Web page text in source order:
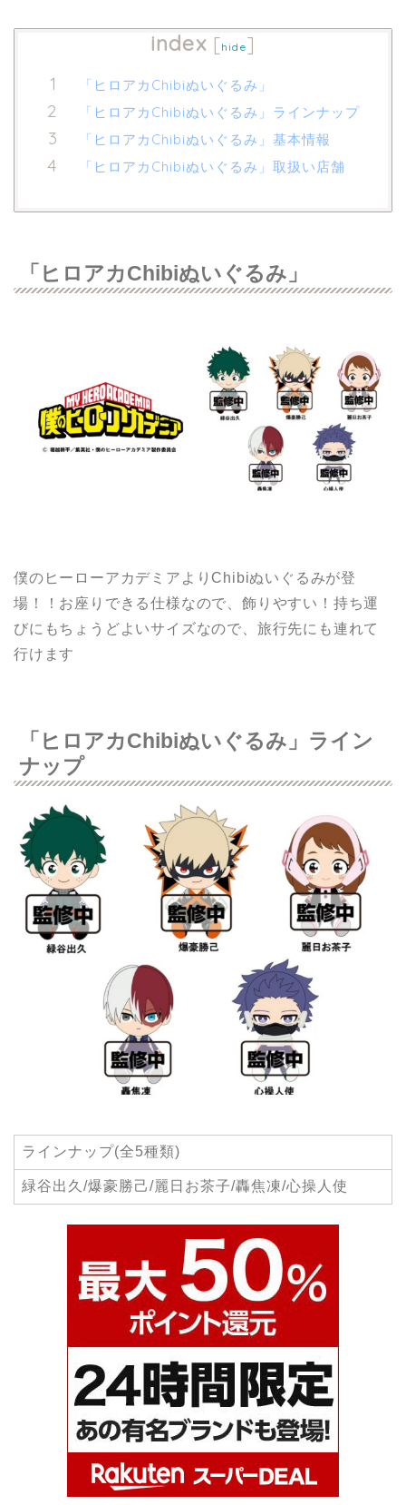
index [hide]
「ヒロアカChibiぬいぐるみ」
「ヒロアカChibiぬいぐるみ」ラインナップ
「ヒロアカChibiぬいぐるみ」基本情報
「ヒロアカChibiぬいぐるみ」取扱い店舗
「ヒロアカChibiぬいぐるみ」
僕のヒーローアカデミアよりChibiぬいぐるみが登
場！！お座りできる仕様なので、飾りやすい！持ち運
びにもちょうどよいサイズなので、旅行先にも連れて
行けます
「ヒロアカChibiぬいぐるみ」ライン
ナップ
ラインナップ(全5種類)
緑谷出久/爆豪勝己/麗日お茶子/轟焦凍/心操人使